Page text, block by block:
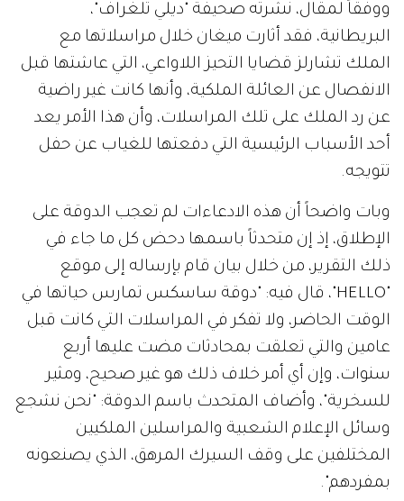
ووفقاً لمقال، نشرته صحيفة "ديلي تلغراف"،
البريطانية، فقد أثارت ميغان خلال مراسلاتها مع
الملك تشارلز قضايا التحيز اللاواعي، التي عاشتها قبل
الانفصال عن العائلة الملكية، وأنها كانت غير راضية
عن رد الملك على تلك المراسلات، وأن هذا الأمر يعد
أحد الأسباب الرئيسية التي دفعتها للغياب عن حفل
تتويجه.
وبات واضحاً أن هذه الادعاءات لم تعجب الدوقة على
الإطلاق، إذ إن متحدثاً باسمها دحض كل ما جاء في
ذلك التقرير، من خلال بيان قام بإرساله إلى موقع
"HELLO"، قال فيه: "دوقة ساسكس تمارس حياتها في
الوقت الحاضر، ولا تفكر في المراسلات التي كانت قبل
عامين والتي تعلقت بمحادثات مضت عليها أربع
سنوات، وإن أي أمر خلاف ذلك هو غير صحيح، ومثير
للسخرية"، وأضاف المتحدث باسم الدوقة: "نحن نشجع
وسائل الإعلام الشعبية والمراسلين الملكيين
المختلفين على وقف السيرك المرهق، الذي يصنعونه
بمفردهم".